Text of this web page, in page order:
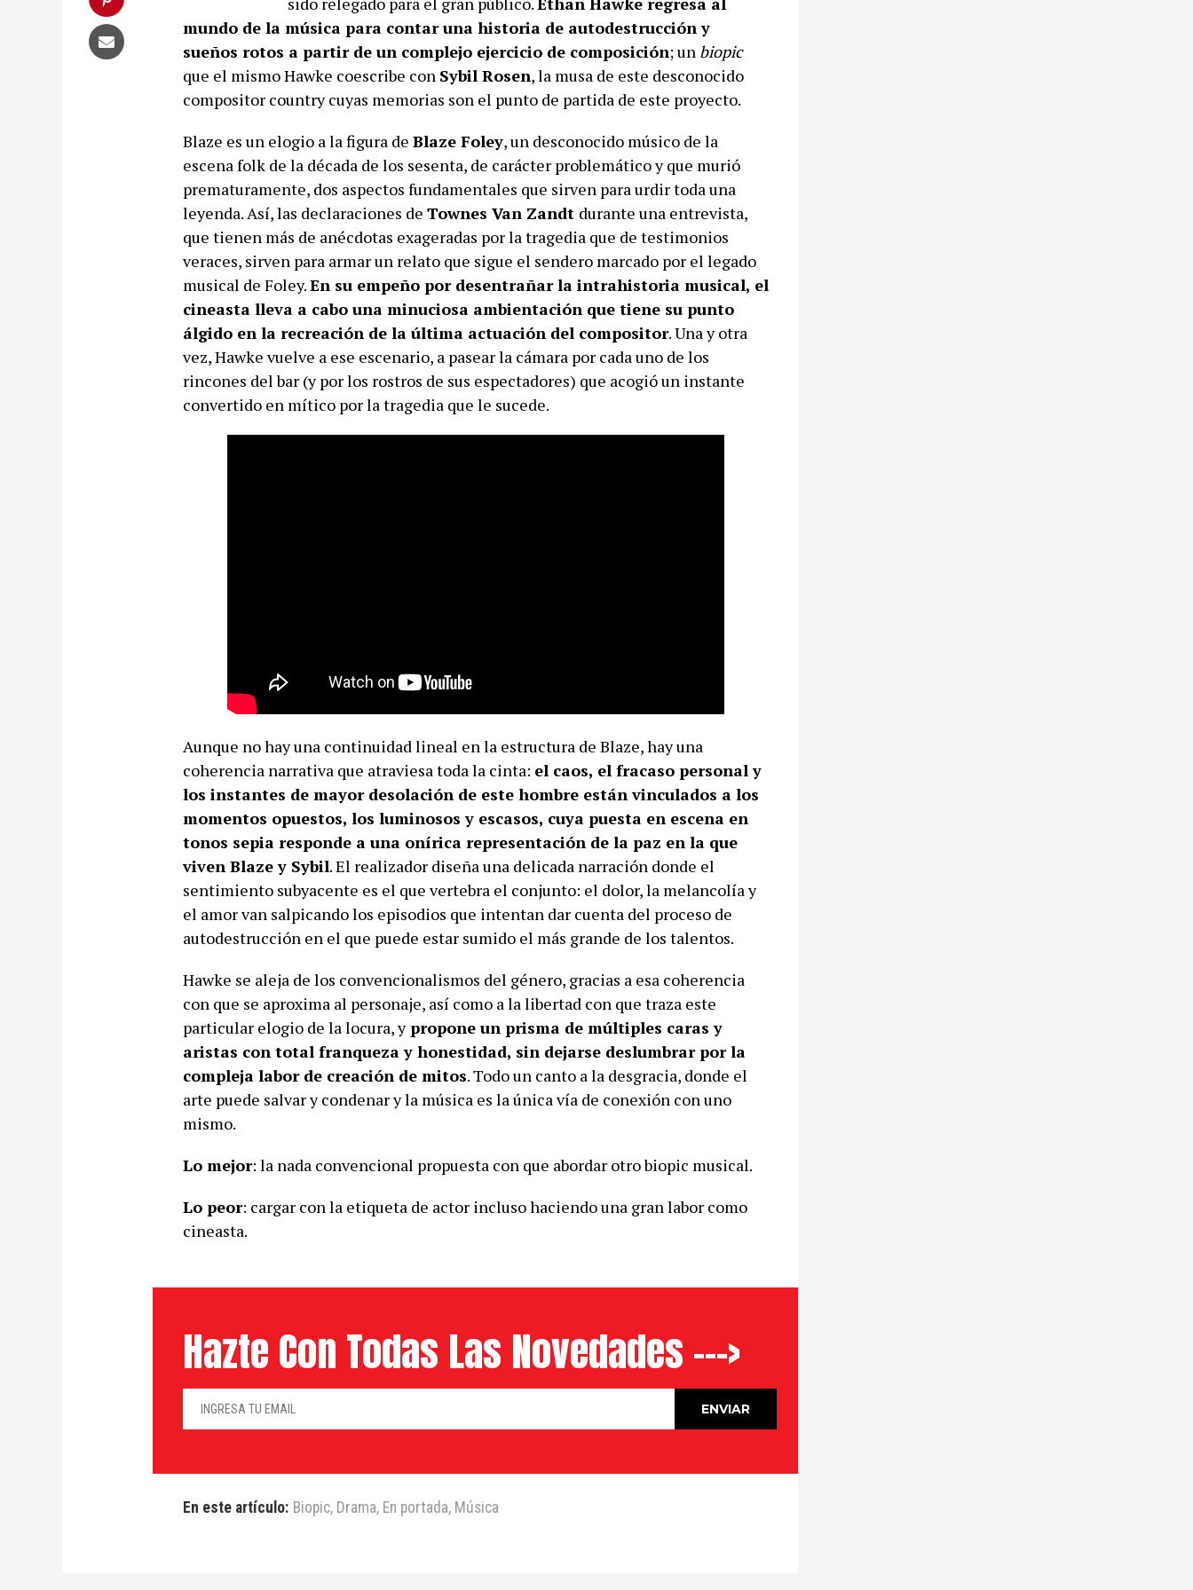
mundo de la música para contar una historia de autodestrucción y
sueños rotos a partir de un complejo ejercicio de composición; un biopic
que el mismo Hawke coescribe con Sybil Rosen, la musa de este desconocido
compositor country cuyas memorias son el punto de partida de este proyecto.
Blaze es un elogio a la figura de Blaze Foley, un desconocido músico de la
escena folk de la década de los sesenta, de carácter problemático y que murió
prematuramente, dos aspectos fundamentales que sirven para urdir toda una
leyenda. Así, las declaraciones de Townes Van Zandt durante una entrevista,
que tienen más de anécdotas exageradas por la tragedia que de testimonios
veraces, sirven para armar un relato que sigue el sendero marcado por el legado
musical de Foley.En su empeño por desentrañar la intrahistoria musical, el
cineasta lleva a cabo una minuciosa ambientación que tiene su punto
álgido en la recreación de la última actuación del compositor. Una y otra
vez, Hawke vuelve a ese escenario, a pasear la cámara por cada uno de los
rincones del bar (y por los rostros de sus espectadores) que acogió un instante
convertido en mítico por la tragedia que le sucede.
Aunque no hay una continuidad lineal en la estructura de Blaze, hay una
coherencia narrativa que atraviesa toda la cinta: el caos, el fracaso personal y
los instantes de mayor desolación de este hombre están vinculados a los
momentos opuestos, los luminosos y escasos, cuya puesta en escena en
tonos sepia responde a una onírica representación de la paz en la que
viven Blaze y Sybil. El realizador diseña una delicada narración donde el
sentimiento subyacente es el que vertebra el conjunto: el dolor, la melancolía y
el amor van salpicando los episodios que intentan dar cuenta del proceso de
autodestrucción en el que puede estar sumido el más grande de los talentos.
Hawke se aleja de los convencionalismos del género, gracias a esa coherencia
con que se aproxima al personaje, así como a la libertad con que traza este
particular elogio de la locura, ypropone un prisma de múltiples caras y
aristas con total franqueza y honestidad, sin dejarse deslumbrar por la
compleja labor de creación de mitos. Todo un canto a la desgracia, donde el
arte puede salvar y condenar y la música es la única vía de conexión con uno
mismo.
Lo mejor: la nada convencional propuesta con que abordar otro biopic musical.
Lo peor: cargar con la etiqueta de actor incluso haciendo una gran labor como
cineasta.
Hazte Con Todas Las Novedades --->
En este artículo: Biopic, Drama, En portada, Música